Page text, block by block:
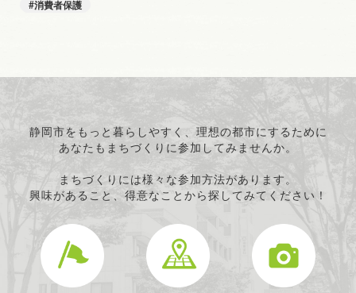
消費者保護
静岡市をもっと暮らしやすく、理想の都市にするために
あなたもまちづくりに参加してみませんか。
まちづくりには様々な参加方法があります。
興味があること、得意なことから探してみてください！